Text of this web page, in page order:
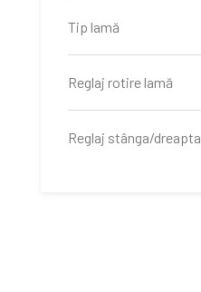
Tip lamă
Reglaj rotire lamă
Reglaj stânga/dreapta